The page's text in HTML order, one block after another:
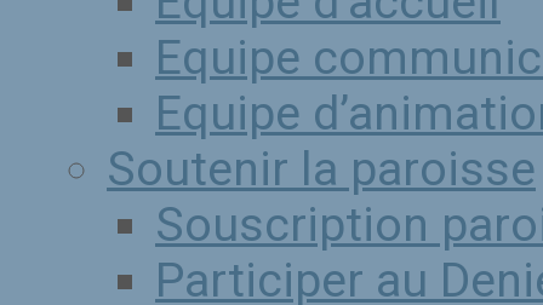
Equipe
Equipe
Soutenir la paroisse
Souscription
Participer au